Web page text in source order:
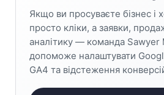
Якщо ви просуваєте бізнес і
просто кліки, а заявки,
аналітику — команда Sawyer
допоможе налаштувати
GA4 та відстеження